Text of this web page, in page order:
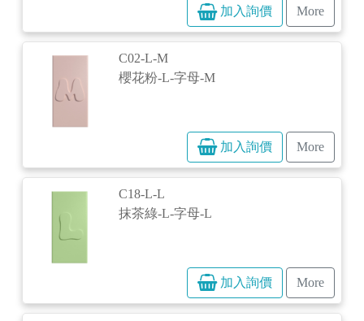
加入詢價 More
C02-L-M
櫻花粉-L-字母-M
加入詢價 More
C18-L-L
抹茶綠-L-字母-L
加入詢價 More